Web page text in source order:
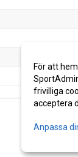
För att
frivilliga
acceptera
Anpassa